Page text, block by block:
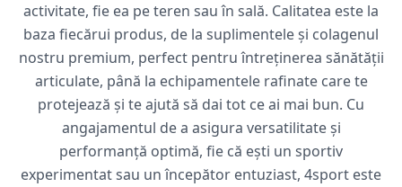
activitate, fie ea pe teren sau în sală. Calitatea este la
baza fiecărui produs, de la suplimentele și colagenul
nostru premium, perfect pentru întreținerea sănătății
articulate, până la echipamentele rafinate care te
protejează și te ajută să dai tot ce ai mai bun. Cu
angajamentul de a asigura versatilitate și
performanță optimă, fie că ești un sportiv
experimentat sau un începător entuziast, 4sport este